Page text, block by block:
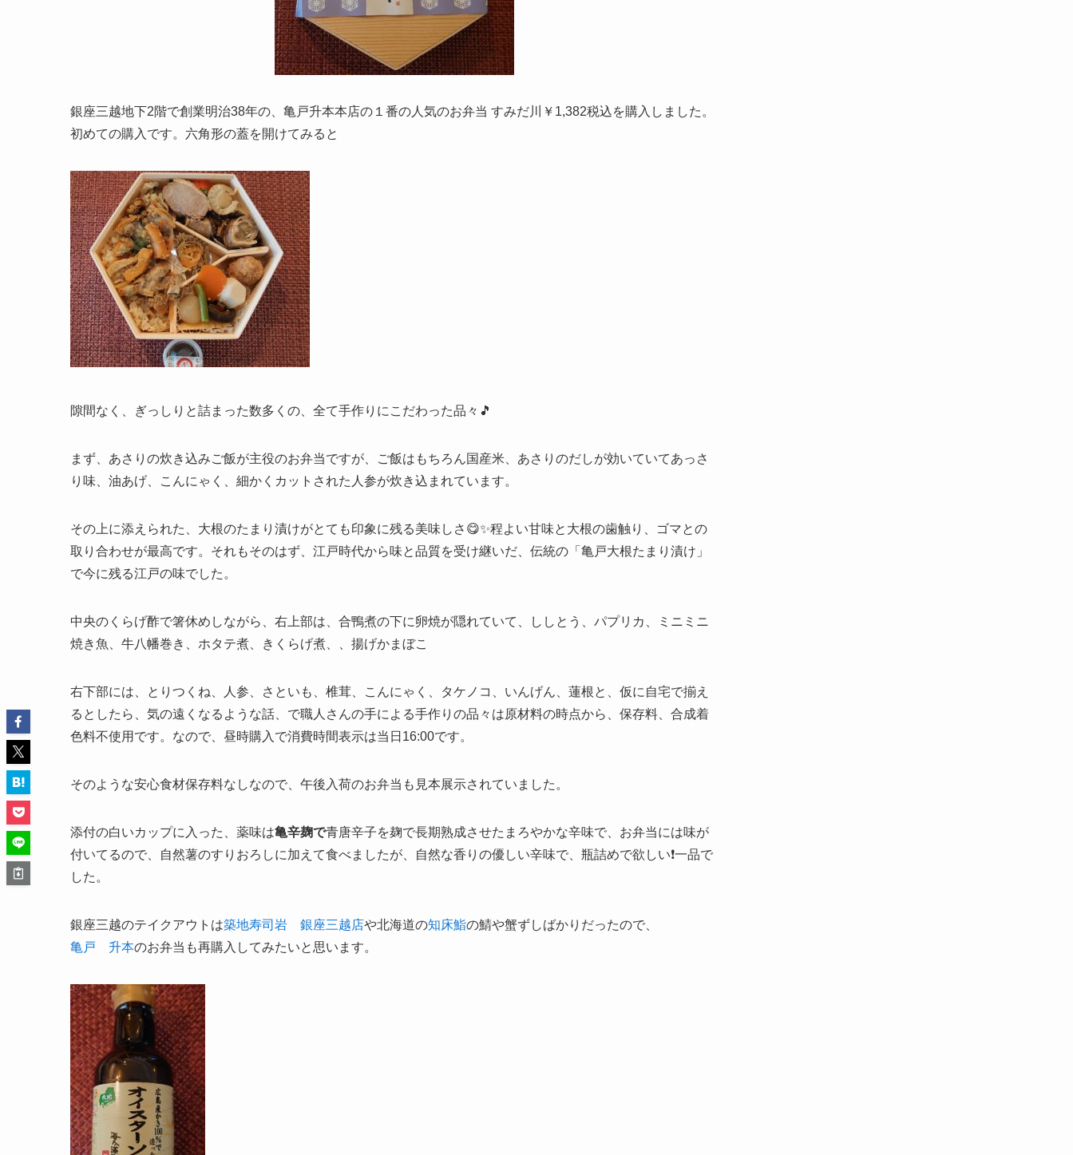
銀座三越地下2階で創業明治38年の、亀戸升本本店の１番の人気のお弁当 すみだ川￥1,382税込を購入しました。
初めての購入です。六角形の蓋を開けてみると
隙間なく、ぎっしりと詰まった数多くの、全て手作りにこだわった品々🎵
まず、あさりの炊き込みご飯が主役のお弁当ですが、ご飯はもちろん国産米、あさりのだしが効いていてあっさ
り味、油あげ、こんにゃく、細かくカットされた人参が炊き込まれています。
その上に添えられた、大根のたまり漬けがとても印象に残る美味しさ😋✨程よい甘味と大根の歯触り、ゴマとの
取り合わせが最高です。それもそのはず、江戸時代から味と品質を受け継いだ、伝統の「亀戸大根たまり漬け」
で今に残る江戸の味でした。
中央のくらげ酢で箸休めしながら、右上部は、合鴨煮の下に卵焼が隠れていて、ししとう、パプリカ、ミニミニ
焼き魚、牛八幡巻き、ホタテ煮、きくらげ煮、、揚げかまぼこ
右下部には、とりつくね、人参、さといも、椎茸、こんにゃく、タケノコ、いんげん、蓮根と、仮に自宅で揃え
るとしたら、気の遠くなるような話、で職人さんの手による手作りの品々は原材料の時点から、保存料、合成着
色料不使用です。なので、昼時購入で消費時間表示は当日16:00です。
そのような安心食材保存料なしなので、午後入荷のお弁当も見本展示されていました。
添付の白いカップに入った、薬味は亀辛麹で青唐辛子を麹で長期熟成させたまろやかな辛味で、お弁当には味が
付いてるので、自然薯のすりおろしに加えて食べましたが、自然な香りの優しい辛味で、瓶詰めで欲しい❗一品で
した。
銀座三越のテイクアウトは築地寿司岩 銀座三越店や北海道の知床鮨の鯖や蟹ずしばかりだったので、
亀戸 升本のお弁当も再購入してみたいと思います。